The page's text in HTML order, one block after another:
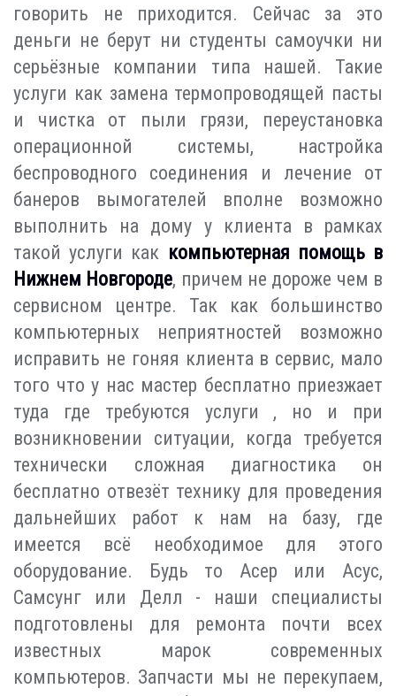
говорить не приходится. Сейчас за это
деньги не берут ни студенты самоучки ни
серьёзные компании типа нашей. Такие
услуги как замена термопроводящей пасты
и чистка от пыли грязи, переустановка
операционной системы, настройка
беспроводного соединения и лечение от
банеров вымогателей вполне возможно
выполнить на дому у клиента в рамках
такой услуги как компьютерная помощь в
Нижнем Новгороде, причем не дороже чем в
сервисном центре. Так как большинство
компьютерных неприятностей возможно
исправить не гоняя клиента в сервис, мало
того что у нас мастер бесплатно приезжает
туда где требуются услуги , но и при
возникновении ситуации, когда требуется
технически сложная диагностика он
бесплатно отвезёт технику для проведения
дальнейших работ к нам на базу, где
имеется всё необходимое для этого
оборудование. Будь то Асер или Асус,
Самсунг или Делл - наши специалисты
подготовлены для ремонта почти всех
известных марок современных
компьютеров. Запчасти мы не перекупаем,